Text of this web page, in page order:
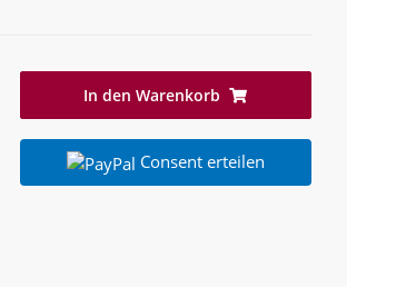
In den Warenkorb
Consent erteilen